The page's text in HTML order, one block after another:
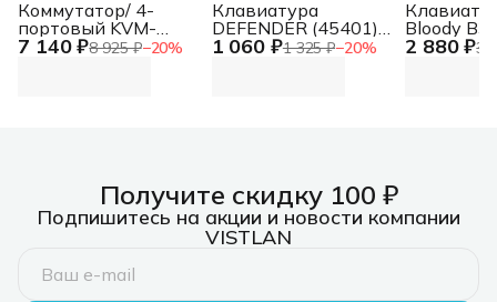
7 140 ₽8 925 ₽−20%
Коммутатор/ 4-
портовый KVM-
переключатель с
1 060 ₽1 325 ₽−20%
Клавиатура
DEFENDER (45401)
Harpie GK-401
2 880 ₽3
Bloody
USB
Получите скидку 100 ₽
Подпишитесь на акции и новости компании
VISTLAN